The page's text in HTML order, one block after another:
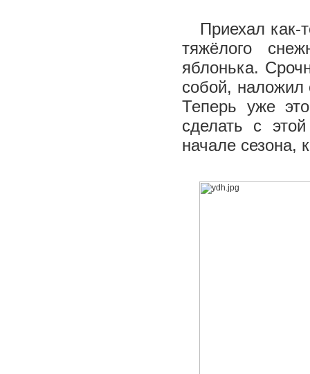
Приехал как-
тяжёлого
яблонька.
собой, наложил
Теперь уже
сделать с
начале сезона,